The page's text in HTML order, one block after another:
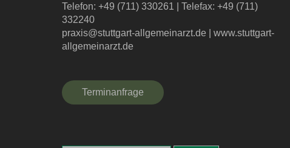
Telefon: +49 (711) 330261
Telefax: +49 (711)
332240
praxis@stuttgart-allgemeinarzt.de
www.stuttgart-
allgemeinarzt.de
Terminanfrage